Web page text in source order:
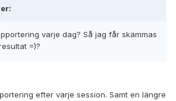
varje dag? Så jag får skämmas
=)?
efter varje session. Samt en längre